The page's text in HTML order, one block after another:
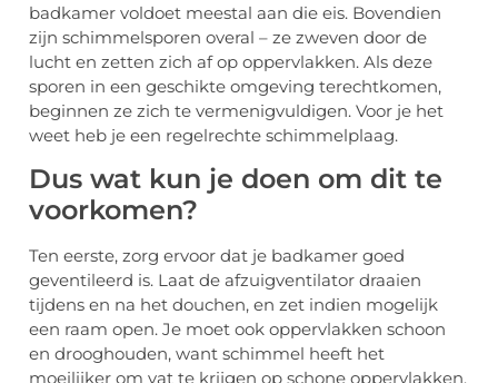
badkamer voldoet meestal aan die eis. Bovendien
zijn schimmelsporen overal – ze zweven door de
lucht en zetten zich af op oppervlakken. Als deze
sporen in een geschikte omgeving terechtkomen,
beginnen ze zich te vermenigvuldigen. Voor je het
weet heb je een regelrechte schimmelplaag.
Dus wat kun je doen om dit te
voorkomen?
Ten eerste, zorg ervoor dat je badkamer goed
geventileerd is. Laat de afzuigventilator draaien
tijdens en na het douchen, en zet indien mogelijk
een raam open. Je moet ook oppervlakken schoon
en drooghouden, want schimmel heeft het
moeilijker om vat te krijgen op schone oppervlakken.